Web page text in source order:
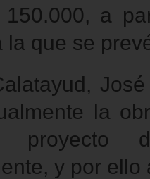
150.000, a
la que se
la
proyecto
y por